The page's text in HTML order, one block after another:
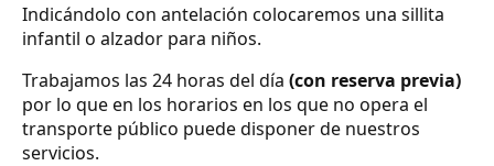
Indicándolo con antelación colocaremos una sillita
infantil o alzador para niños.
Trabajamos las 24 horas del día (con reserva previa)
por lo que en los horarios en los que no opera el
transporte público puede disponer de nuestros
servicios.